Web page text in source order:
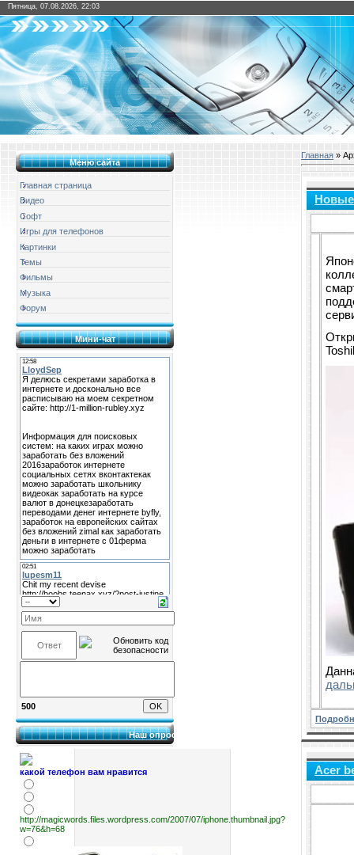
Пятница, 07.08.2026, 22:03
Меню сайта
Главная страница
Видео
Софт
Игры для телефонов
Картинки
Темы
Фильмы
Музыка
Форум
Мини-чат
500
Наш опрос
какой телефон вам нравится
http://magicwords.files.wordpress.com/2007/07/iphone.thumbnail.jpg?
w=76&h=68
Главная »
Acer